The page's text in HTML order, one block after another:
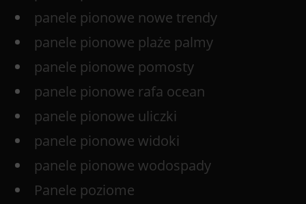
panele pionowe nowe trendy
panele pionowe plaże palmy
panele pionowe pomosty
panele pionowe rafa ocean
panele pionowe uliczki
panele pionowe widoki
panele pionowe wodospady
Panele poziome